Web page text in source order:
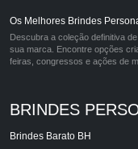
Os Melhores Brindes
Descubra a coleção definitiva
sua marca. Encontre opções
feiras, congressos e ações de
BRINDES
Brindes Barato BH